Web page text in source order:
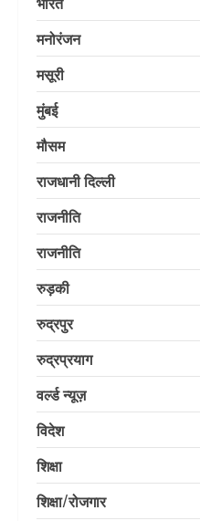
मनोरंजन
मसूरी
मुंबई
मौसम
राजधानी दिल्ली
राजनीति
राजनीति
रुड़की
रुद्रपुर
रुद्रप्रयाग
वर्ल्ड न्यूज़
विदेश
शिक्षा
शिक्षा/रोजगार